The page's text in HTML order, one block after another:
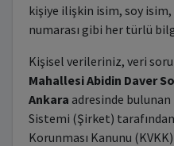
kişiye ilişkin isim, soy
numarası gibi her türlü
Kişisel verileriniz, veri
Mahallesi Abidin Daver
Ankara adresinde bulunan
Sistemi (Şirket) tarafından
Korunması Kanunu